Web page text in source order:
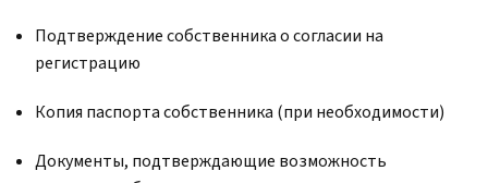
Подтверждение собственника о согласии на
регистрацию
Копия паспорта собственника (при необходимости)
Документы, подтверждающие возможность